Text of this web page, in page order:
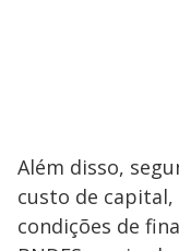
Além disso,
custo de capital,
condições de